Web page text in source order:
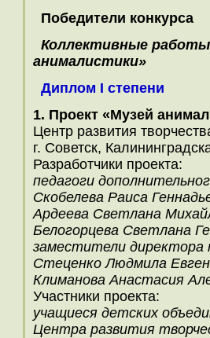
Победители конкурса
Коллективные
анималистики»
Диплом I степени
1. Проект «Музей
Центр развития
г. Советск,
Разработчики проекта:
педагоги
Скобелева Раиса
Ардеева Светлана
Белогорцева Светлана
заместители
Стеценко Людмила
Климанова Анастасия
Участники проекта:
учащиеся детских
Центра развития